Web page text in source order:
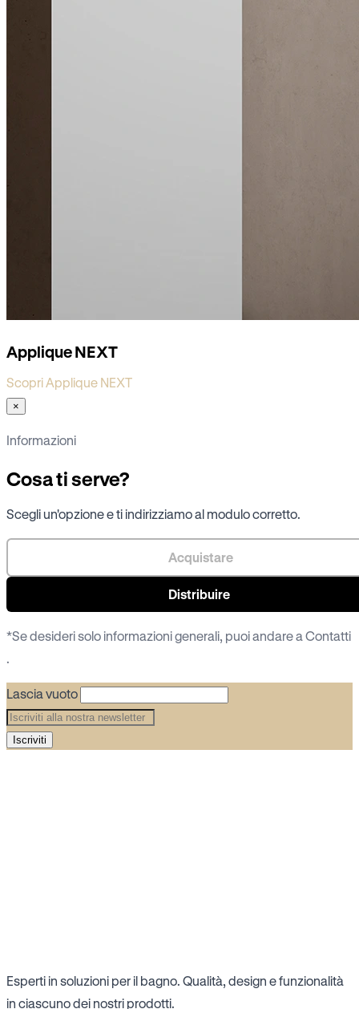
Applique NEXT
Scopri Applique NEXT
×
Informazioni
Cosa ti serve?
Scegli un'opzione e ti indirizziamo al modulo corretto.
Acquistare
Distribuire
*Se desideri solo informazioni generali, puoi andare aContatti
.
Lascia vuoto
Iscriviti
Esperti in soluzioni per il bagno. Qualità, design e funzionalità
in ciascuno dei nostri prodotti.